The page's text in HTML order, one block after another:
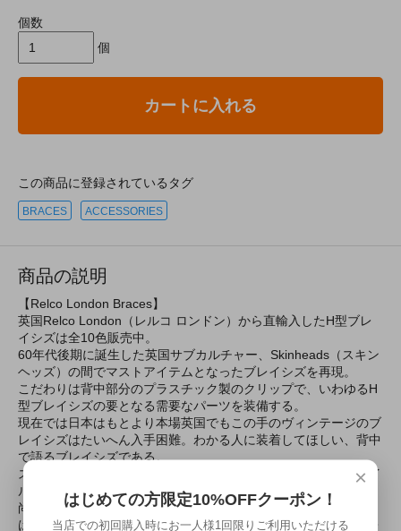
個数
個
カートに入れる
この商品に登録されているタグ
BRACES ACCESSORIES
商品の説明
【Relco London Braces】
英国Relco London（レルコ ロンドン）から直輸入したH型ブレ
イシズは全10色販売中。
60年代後期に誕生した英国サブカルチャー、Skinheads（スキン
ヘッズ）の間でマストアイテムとなったブレイシズを再現。
こだわりは背中部分のプラスチック製のクリップで、いわゆるH
型ブレイシズの要となる需要なパーツを装備する。
現在では日本はもとより本場英国でもこの手のヴィンテージのブ
レイシズはたいへん入手困難。わかる人に装着してほしい、背中
で語るブレイシズである。
スキンズやルードボーイはもちろん、パンクなどハードなスタイ
ルをキメたいロンドン系ファッションのアクセントにも。
尚、「Suspenders／サスペンダー」はアメリカ英語で、英国で
は「Braces」を使う。カタカナではブレイシズ・ブレイシーズ・
×
はじめての方限定10%OFFクーポン！
当店での初回購入時にお一人様1回限りご利用いただける